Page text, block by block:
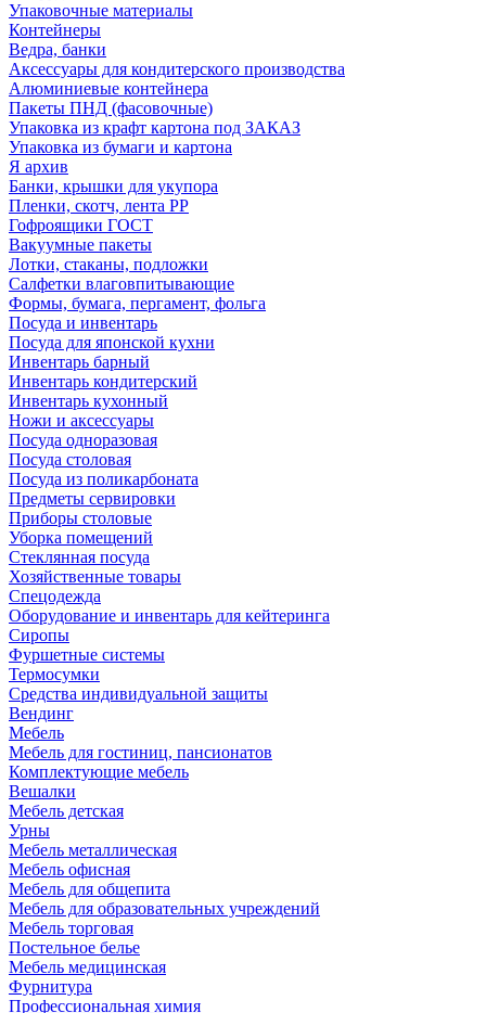
Упаковочные материалы
Контейнеры
Ведра, банки
Аксессуары для кондитерского производства
Алюминиевые контейнера
Пакеты ПНД (фасовочные)
Упаковка из крафт картона под ЗАКАЗ
Упаковка из бумаги и картона
Я архив
Банки, крышки для укупора
Пленки, скотч, лента РР
Гофроящики ГОСТ
Вакуумные пакеты
Лотки, стаканы, подложки
Салфетки влаговпитывающие
Формы, бумага, пергамент, фольга
Посуда и инвентарь
Посуда для японской кухни
Инвентарь барный
Инвентарь кондитерский
Инвентарь кухонный
Ножи и аксессуары
Посуда одноразовая
Посуда столовая
Посуда из поликарбоната
Предметы сервировки
Приборы столовые
Уборка помещений
Стеклянная посуда
Хозяйственные товары
Спецодежда
Оборудование и инвентарь для кейтеринга
Сиропы
Фуршетные системы
Термосумки
Средства индивидуальной защиты
Вендинг
Мебель
Мебель для гостиниц, пансионатов
Комплектующие мебель
Вешалки
Мебель детская
Урны
Мебель металлическая
Мебель офисная
Мебель для общепита
Мебель для образовательных учреждений
Мебель торговая
Постельное белье
Мебель медицинская
Фурнитура
Профессиональная химия